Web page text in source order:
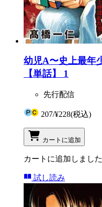
幼児A〜史上最年
【単話】 1
先行配信
207/¥228(税込)
カートに追加
カートに追加しました
試し読み